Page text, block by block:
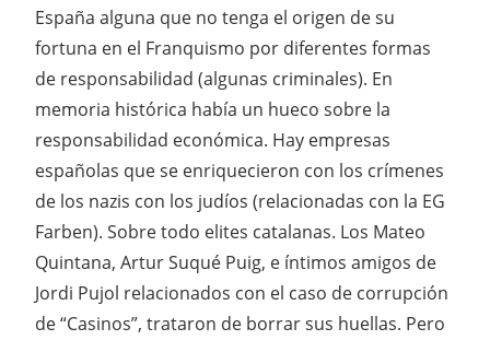
España alguna que no tenga el origen de su
fortuna en el Franquismo por diferentes formas
de responsabilidad (algunas criminales). En
memoria histórica había un hueco sobre la
responsabilidad económica. Hay empresas
españolas que se enriquecieron con los crímenes
de los nazis con los judíos (relacionadas con la EG
Farben). Sobre todo elites catalanas. Los Mateo
Quintana, Artur Suqué Puig, e íntimos amigos de
Jordi Pujol relacionados con el caso de corrupción
de “Casinos”, trataron de borrar sus huellas. Pero